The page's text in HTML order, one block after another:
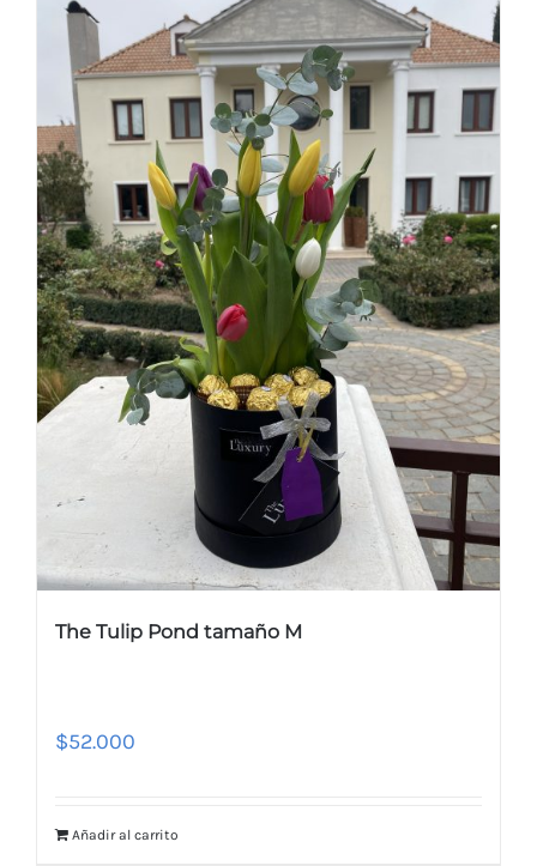
The Tulip Pond tamaño M
$52.000
Añadir al carrito